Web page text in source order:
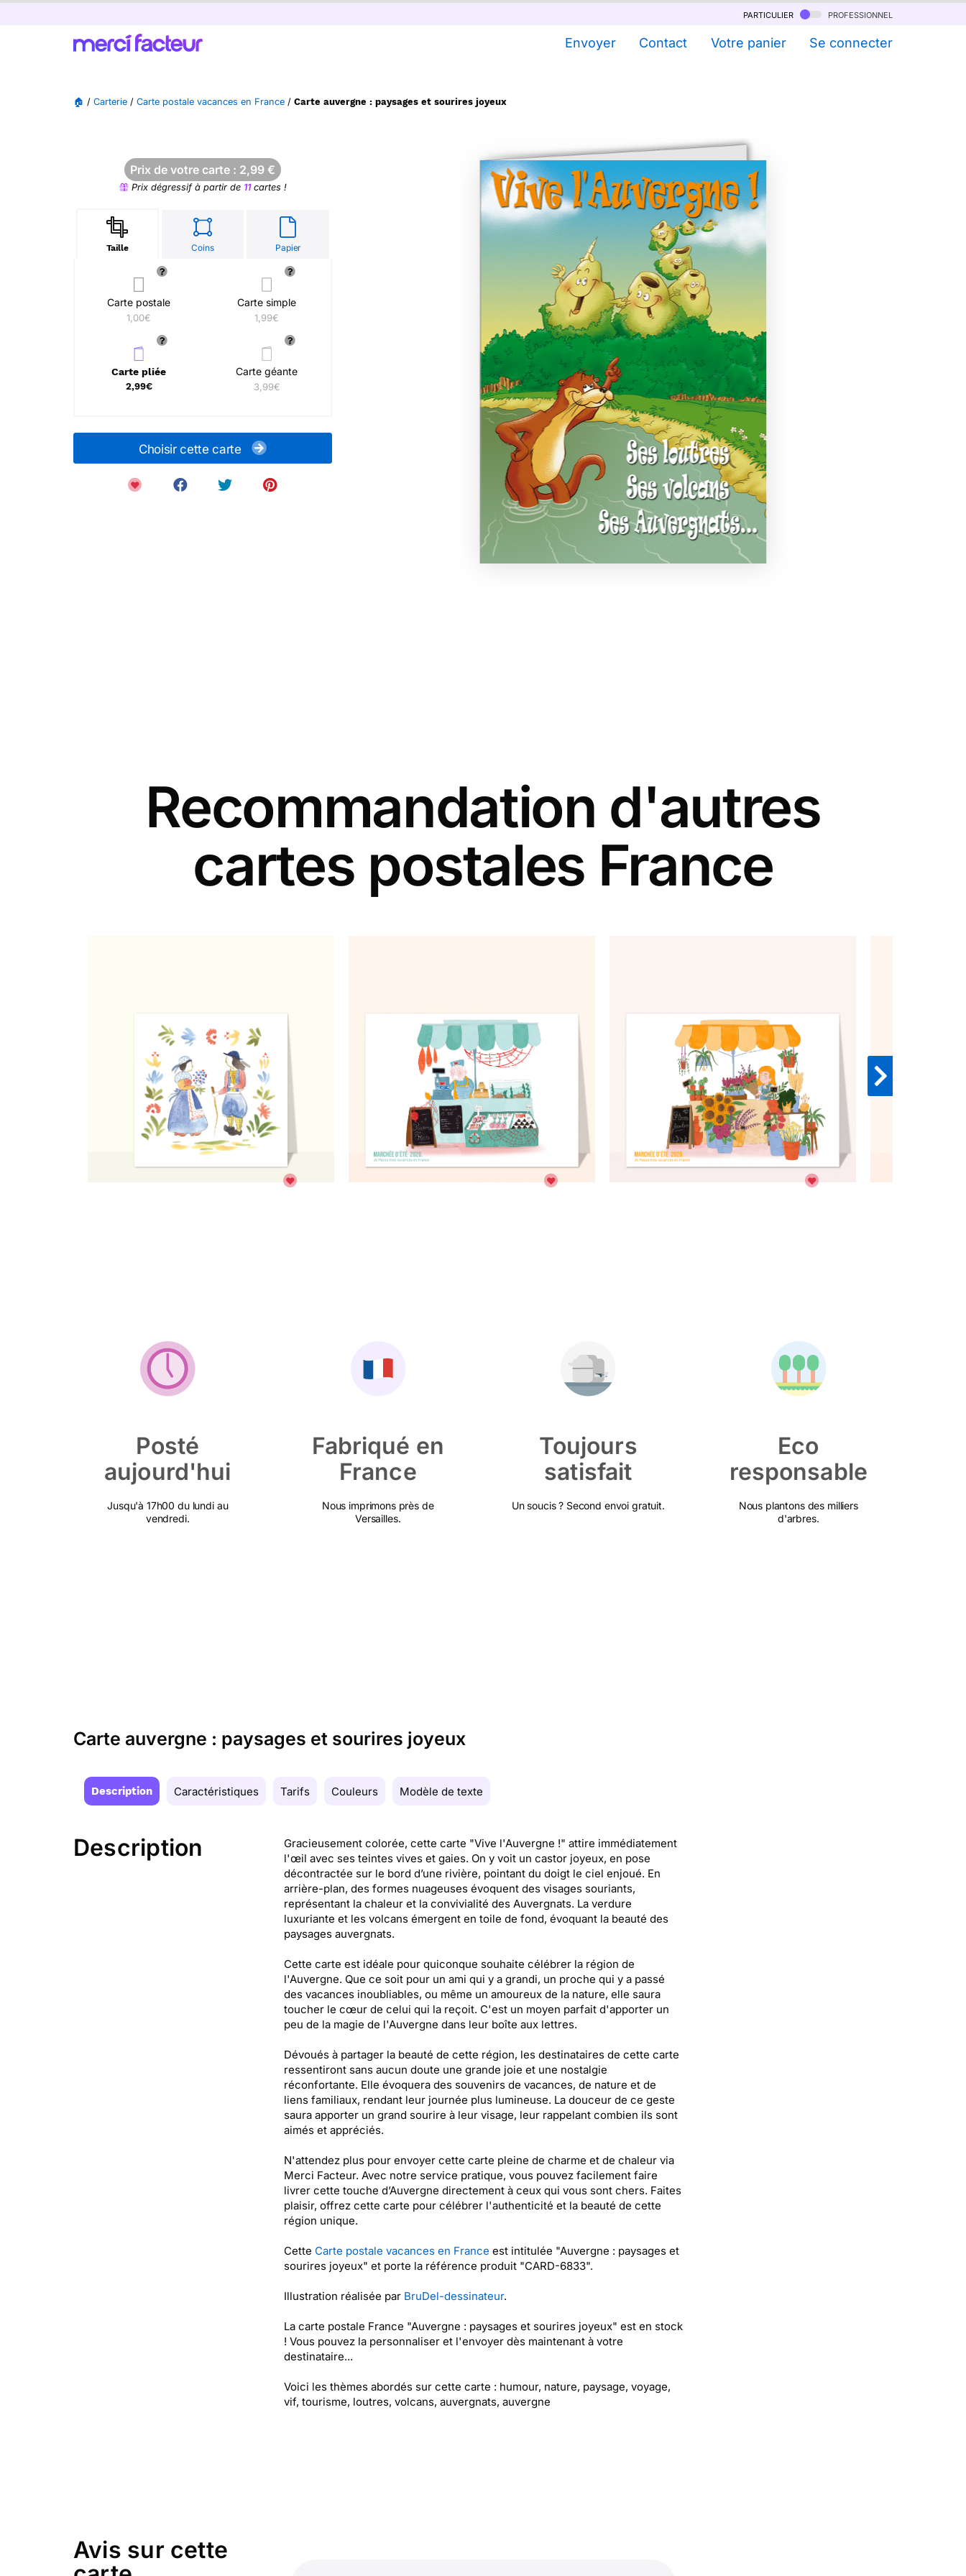
particulier professionnel
Envoyer Contact Votre panier Se connecter
🏠 / Carterie / Carte postale vacances en France / Carte auvergne : paysages et sourires joyeux
Prix de votre carte : 2,99 €
Prix dégressif à partir de 11cartes !
Taille Coins Papier
Carte postale
1,00€
Carte simple
1,99€
Carte pliée
2,99€
Carte géante
3,99€
Choisir cette carte
Recommandation d'autres
cartes postales France
Posté
aujourd'hui
Jusqu'à 17h00 du lundi au
vendredi.
Fabriqué en
France
Nous imprimons près de
Versailles.
Toujours
satisfait
Un soucis ? Second envoi gratuit.
Eco
responsable
Nous plantons des milliers
d'arbres.
Carte auvergne : paysages et sourires joyeux
Description Caractéristiques Tarifs Couleurs Modèle de texte
Description
Gracieusement colorée, cette carte "Vive l'Auvergne !" attire immédiatement
l'œil avec ses teintes vives et gaies. On y voit un castor joyeux, en pose
décontractée sur le bord d’une rivière, pointant du doigt le ciel enjoué. En
arrière-plan, des formes nuageuses évoquent des visages souriants,
représentant la chaleur et la convivialité des Auvergnats. La verdure
luxuriante et les volcans émergent en toile de fond, évoquant la beauté des
paysages auvergnats.
Cette carte est idéale pour quiconque souhaite célébrer la région de
l'Auvergne. Que ce soit pour un ami qui y a grandi, un proche qui y a passé
des vacances inoubliables, ou même un amoureux de la nature, elle saura
toucher le cœur de celui qui la reçoit. C'est un moyen parfait d'apporter un
peu de la magie de l'Auvergne dans leur boîte aux lettres.
Dévoués à partager la beauté de cette région, les destinataires de cette carte
ressentiront sans aucun doute une grande joie et une nostalgie
réconfortante. Elle évoquera des souvenirs de vacances, de nature et de
liens familiaux, rendant leur journée plus lumineuse. La douceur de ce geste
saura apporter un grand sourire à leur visage, leur rappelant combien ils sont
aimés et appréciés.
N'attendez plus pour envoyer cette carte pleine de charme et de chaleur via
Merci Facteur. Avec notre service pratique, vous pouvez facilement faire
livrer cette touche d’Auvergne directement à ceux qui vous sont chers. Faites
plaisir, offrez cette carte pour célébrer l'authenticité et la beauté de cette
région unique.
Cette Carte postale vacances en France est intitulée "Auvergne : paysages et
sourires joyeux" et porte la référence produit "CARD-6833".
Illustration réalisée par BruDel-dessinateur.
La carte postale France "Auvergne : paysages et sourires joyeux" est en stock
! Vous pouvez la personnaliser et l'envoyer dès maintenant à votre
destinataire...
Voici les thèmes abordés sur cette carte : humour, nature, paysage, voyage,
vif, tourisme, loutres, volcans, auvergnats, auvergne
Avis sur cette